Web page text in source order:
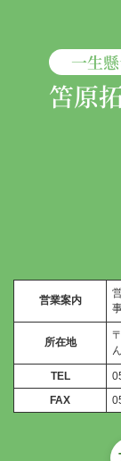
営業案内
所在地
TEL
FAX